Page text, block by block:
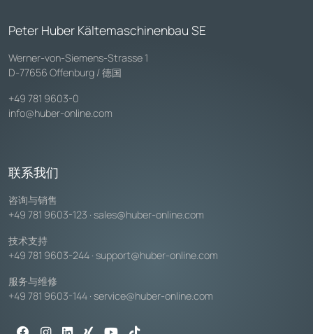
Peter Huber Kältemaschinenbau SE
Werner-von-Siemens-Strasse 1
D-77656 Offenburg / 德国
+49 781 9603-0
info@huber-online.com
联系我们
咨询与销售
+49 781 9603-123 · sales@huber-online.com
技术支持
+49 781 9603-244 · support@huber-online.com
服务与维修
+49 781 9603-144 · service@huber-online.com